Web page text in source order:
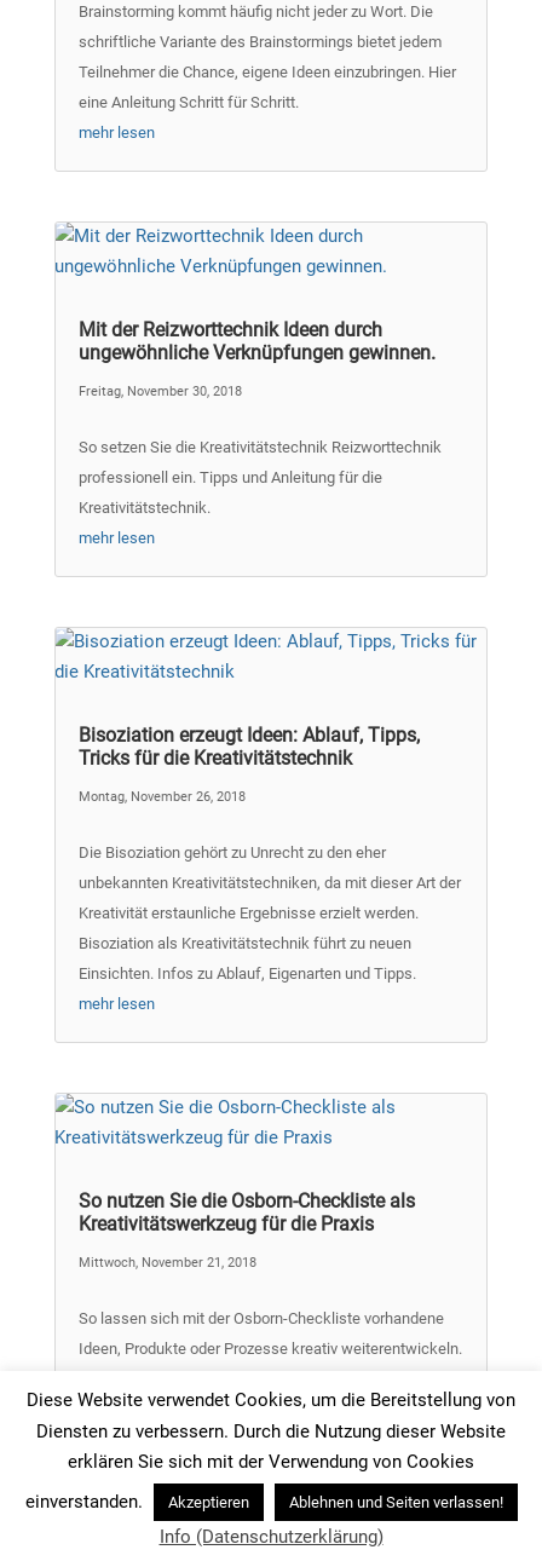
Brainstorming kommt häufig nicht jeder zu Wort. Die
schriftliche Variante des Brainstormings bietet jedem
Teilnehmer die Chance, eigene Ideen einzubringen. Hier
eine Anleitung Schritt für Schritt.
mehr lesen
Mit der Reizworttechnik Ideen durch
ungewöhnliche Verknüpfungen gewinnen.
Freitag, November 30, 2018
So setzen Sie die Kreativitätstechnik Reizworttechnik
professionell ein. Tipps und Anleitung für die
Kreativitätstechnik.
mehr lesen
Bisoziation erzeugt Ideen: Ablauf, Tipps,
Tricks für die Kreativitätstechnik
Montag, November 26, 2018
Die Bisoziation gehört zu Unrecht zu den eher
unbekannten Kreativitätstechniken, da mit dieser Art der
Kreativität erstaunliche Ergebnisse erzielt werden.
Bisoziation als Kreativitätstechnik führt zu neuen
Einsichten. Infos zu Ablauf, Eigenarten und Tipps.
mehr lesen
So nutzen Sie die Osborn-Checkliste als
Kreativitätswerkzeug für die Praxis
Mittwoch, November 21, 2018
So lassen sich mit der Osborn-Checkliste vorhandene
Ideen, Produkte oder Prozesse kreativ weiterentwickeln.
geht es.
mehr lesen
Diese Website verwendet Cookies, um die Bereitstellung von
Diensten zu verbessern. Durch die Nutzung dieser Website
erklären Sie sich mit der Verwendung von Cookies
einverstanden.
Akzeptieren Ablehnen und Seiten verlassen!
Info (Datenschutzerklärung)